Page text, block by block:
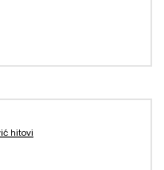
hitovi